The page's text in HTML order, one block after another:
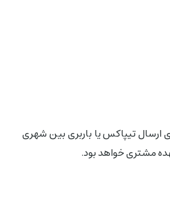
ارسال تیپاکس یا باربری بین شهری
مشتری خواهد بود.